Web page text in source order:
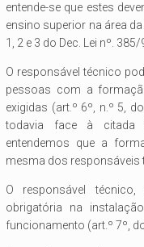
entende-se que estes
ensino superior na área
1, 2 e 3 do Dec. Lei nº.
O responsável técnico
pessoas com a
exigidas (art.º 6º, n.º 5,
todavia face à citada
entendemos que a
mesma dos responsáveis
O responsável
obrigatória na
funcionamento (art.º 7º,